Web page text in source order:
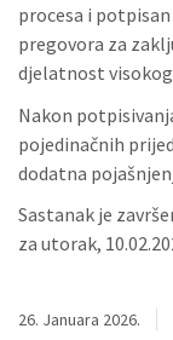
procesa i
pregovora za
djelatnost visokog
Nakon
pojedinačnih
dodatna
Sastanak je
za utorak,
26. Januara 2026.